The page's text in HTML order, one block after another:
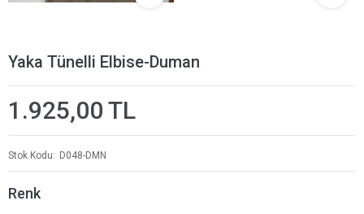
Yaka Tünelli Elbise-Duman
1.925,00 TL
Stok Kodu D048-DMN
Renk